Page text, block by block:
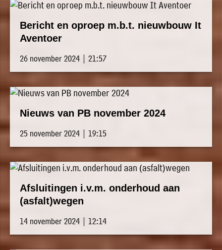
Bericht en oproep m.b.t. nieuwbouw It
Aventoer
26 november 2024 | 21:57
Nieuws van PB november 2024
25 november 2024 | 19:15
Afsluitingen i.v.m. onderhoud aan
(asfalt)wegen
14 november 2024 | 12:14